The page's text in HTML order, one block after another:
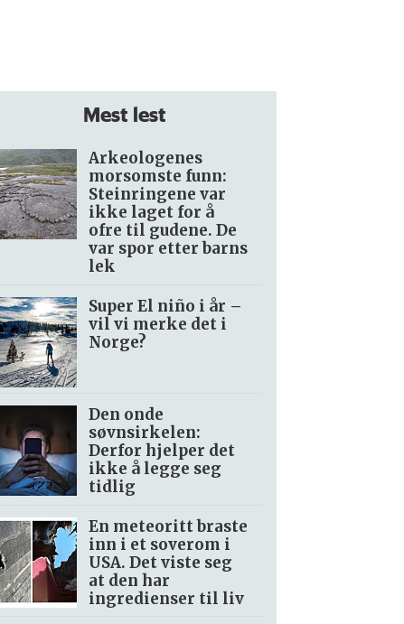
Mest lest
Arkeologenes
morsomste funn:
Steinringene var
ikke laget for å
ofre til gudene. De
var spor etter barns
lek
Super El niño i år –
vil vi merke det i
Norge?
Den onde
søvnsirkelen:
Derfor hjelper det
ikke å legge seg
tidlig
En meteoritt braste
inn i et soverom i
USA. Det viste seg
at den har
ingredienser til liv